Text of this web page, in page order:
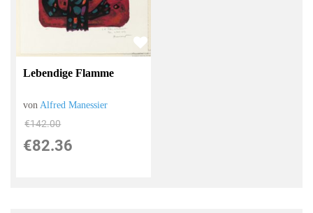
Lebendige Flamme
von Alfred Manessier
€142.00
€82.36